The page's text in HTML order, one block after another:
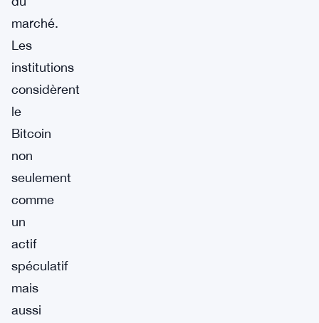
marché.
Les
institutions
considèrent
le
Bitcoin
non
seulement
comme
un
actif
spéculatif
mais
aussi